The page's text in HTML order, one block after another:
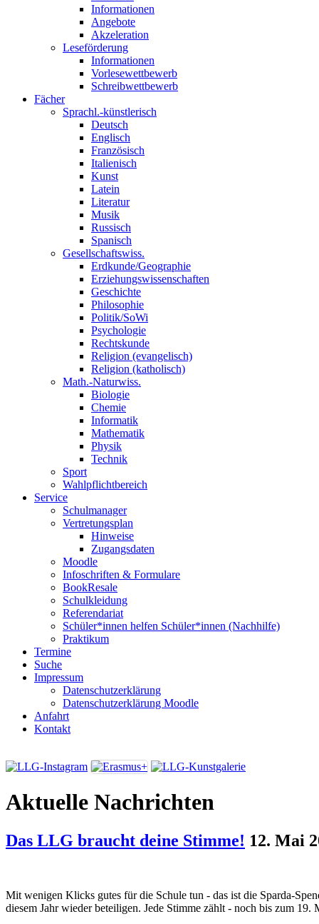
Informationen
Angebote
Akzeleration
Leseförderung
Informationen
Vorlesewettbewerb
Schreibwettbewerb
Fächer
Sprachl.-künstlerisch
Deutsch
Englisch
Französisch
Italienisch
Kunst
Latein
Literatur
Musik
Russisch
Spanisch
Gesellschaftswiss.
Erdkunde/Geographie
Erziehungswissenschaften
Geschichte
Philosophie
Politik/SoWi
Psychologie
Rechtskunde
Religion (evangelisch)
Religion (katholisch)
Math.-Naturwiss.
Biologie
Chemie
Informatik
Mathematik
Physik
Technik
Sport
Wahlpflichtbereich
Service
Schulmanager
Vertretungsplan
Hinweise
Zugangsdaten
Moodle
Infoschriften & Formulare
BookResale
Schulkleidung
Referendariat
Schüler*innen helfen Schüler*innen (Nachhilfe)
Praktikum
Termine
Suche
Impressum
Datenschutzerklärung
Datenschutzerklärung Moodle
Anfahrt
Kontakt
Aktuelle Nachrichten
Das LLG braucht deine Stimme! 12. Mai
Mit wenigen Klicks gutes für die Schule tun - das ist die Sparda-
diesem Jahr wieder beteiligen. Jede Stimme zählt - noch bis zum 19.